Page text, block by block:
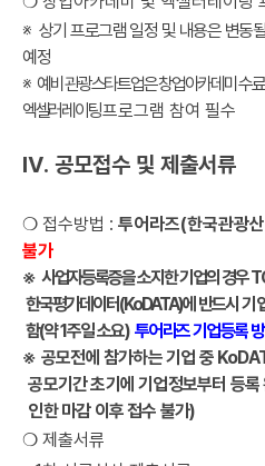
※ 상기 프로그램 일정 및 내용은 변동
예정
※ 예비 관광스타트업은 창업아카데미 수
엑셀러레이팅프로그램 참여 필수
Ⅳ. 공모접수 및 제출서류
❍ 접수방법 : 투어라즈(한국관광
불가
※ 사업자등록증을 소지한 기업의 경우
한국평가데이터(KoDATA)에 반드시 기
함(약1주일 소요) 투어라즈 기업등록
※ 공모전에 참가하는 기업 중
공모기간 초기에기업정보부터 등
인한 마감 이후 접수 불가)
❍ 제출서류